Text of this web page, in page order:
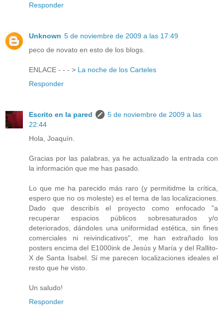
Responder
Unknown 5 de noviembre de 2009 a las 17:49
peco de novato en esto de los blogs.
ENLACE - - - > La noche de los Carteles
Responder
Escrito en la pared
5 de noviembre de 2009 a las
22:44
Hola, Joaquín.
Gracias por las palabras, ya he actualizado la entrada con
la información que me has pasado.
Lo que me ha parecido más raro (y permitidme la crítica,
espero que no os moleste) es el tema de las localizaciones.
Dado que describís el proyecto como enfocado "a
recuperar espacios públicos sobresaturados y/o
deteriorados, dándoles una uniformidad estética, sin fines
comerciales ni reivindicativos", me han extrañado los
posters encima del E1000ink de Jesús y María y del Rallito-
X de Santa Isabel. Sí me parecen localizaciones ideales el
resto que he visto.
Un saludo!
Responder